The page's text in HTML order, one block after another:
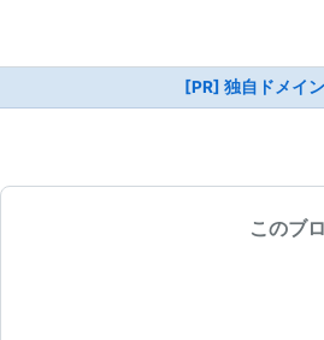
[PR] 独自ドメイ
このブ